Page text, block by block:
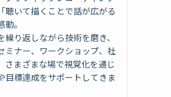
聴いて描くことで話が広がる
。
繰り返しながら技術を磨き、
ミナー、ワークショップ、社
さまざまな場で視覚化を通じ
目標達成をサポートしてきま